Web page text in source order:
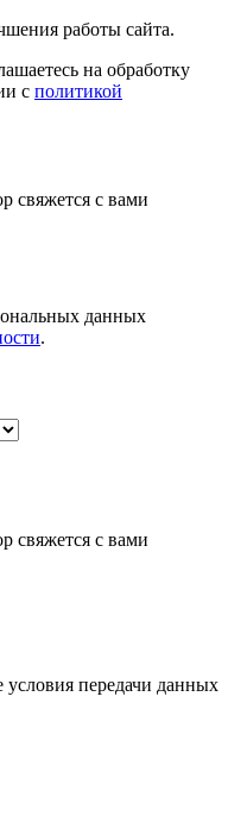
работы сайта.
на обработку
с политикой
свяжется с вами
данных
.
свяжется с вами
передачи данных